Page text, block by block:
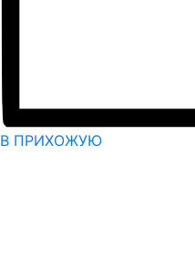
В ПРИХОЖУЮ